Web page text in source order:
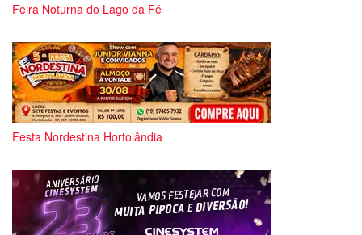
Feira Noturna do Lago da Fé
Festa Nordestina Hortolândia